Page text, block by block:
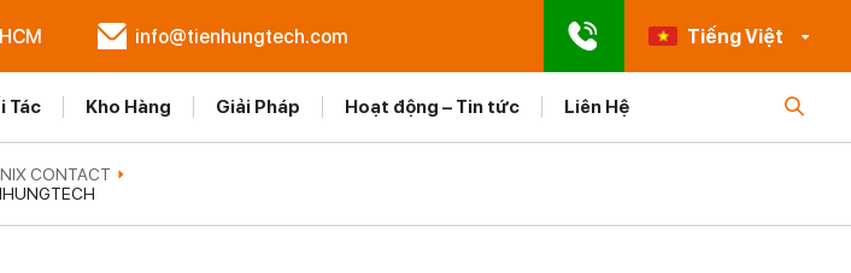
info@tienhungtech.com Tiếng Việt
Tác Kho Hàng Giải Pháp Hoạt động – Tin tức Liên Hệ
CONTACT